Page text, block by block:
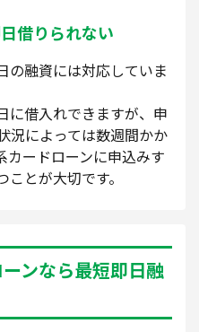
借りられない
の融資には対応していま
に借入れできますが、申
況によっては数週間かか
カードローンに申込みす
とが大切です。
ンなら最短即日融